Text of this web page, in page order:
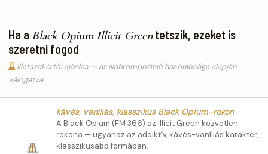
Ha a Black Opium Illicit Greentetszik, ezeket is
szeretni fogod
Illatszakértői ajánlás — az illatkompozíció hasonlósága alapján
válogatva
kávés, vaníliás, klasszikus Black Opium-rokon
A Black Opium (FM 366) az Illicit Green közvetlen
rokona — ugyanaz az addiktív, kávés-vaníliás karakter,
klasszikusabb formában.